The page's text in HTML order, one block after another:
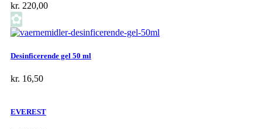
kr. 220,00
✿
Desinficerende gel 50 ml
kr. 16,50
EVEREST